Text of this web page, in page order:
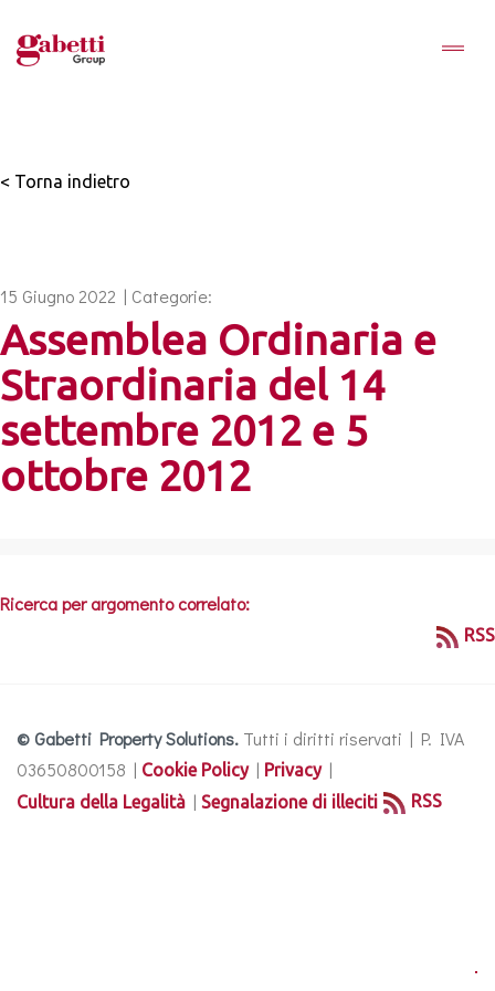
< Torna indietro
15 Giugno 2022 | Categorie:
Assemblea Ordinaria e
Straordinaria del 14
settembre 2012 e 5
ottobre 2012
Ricerca per argomento correlato:
RSS
© Gabetti Property Solutions. Tutti i diritti riservati | P. IVA
03650800158 | Cookie Policy| Privacy|
Cultura della Legalità | Segnalazione di illeciti RSS